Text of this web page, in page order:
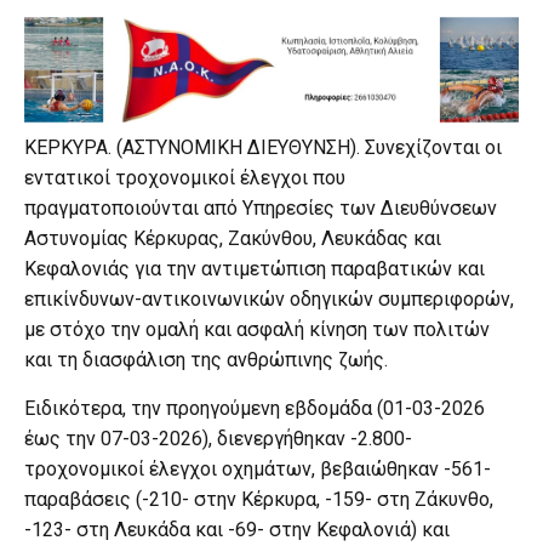
ΚΕΡΚΥΡΑ. (ΑΣΤΥΝΟΜΙΚΗ ΔΙΕΥΘΥΝΣΗ). Συνεχίζονται οι
εντατικοί τροχονομικοί έλεγχοι που
πραγματοποιούνται από Υπηρεσίες των Διευθύνσεων
Αστυνομίας Κέρκυρας, Ζακύνθου, Λευκάδας και
Κεφαλονιάς για την αντιμετώπιση παραβατικών και
επικίνδυνων-αντικοινωνικών οδηγικών συμπεριφορών,
με στόχο την ομαλή και ασφαλή κίνηση των πολιτών
και τη διασφάλιση της ανθρώπινης ζωής.
Ειδικότερα, την προηγούμενη εβδομάδα (01-03-2026
έως την 07-03-2026), διενεργήθηκαν -2.800-
τροχονομικοί έλεγχοι οχημάτων, βεβαιώθηκαν -561-
παραβάσεις (-210- στην Κέρκυρα, -159- στη Ζάκυνθο,
-123- στη Λευκάδα και -69- στην Κεφαλονιά) και